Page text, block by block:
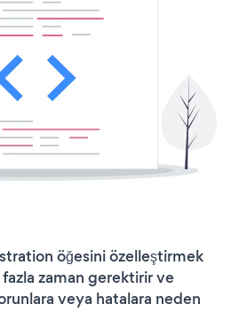
öğesini özelleştirmek
zaman gerektirir ve
veya hatalara neden